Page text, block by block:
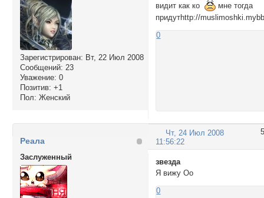
Зарегистрирован: Вт, 22 Июл 2008
Сообщений: 23
Уважение: 0
Позитив: +1
Пол: Женский
видит как ко
мне тогда
придутhttp://
0
5
Чт, 24 Июл 2008
11:56:22
Реала
Заслуженный
звезда
Я вижу Оо
0